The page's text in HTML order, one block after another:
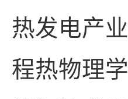
热发电产
程热物理